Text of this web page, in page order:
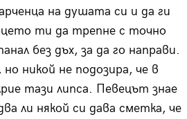
на душата си и да ги
ти да трепне с точно
без дъх, за да го направи.
никой не подозира, че в
тази липса. Певецът знае
ли някой си дава сметка, че